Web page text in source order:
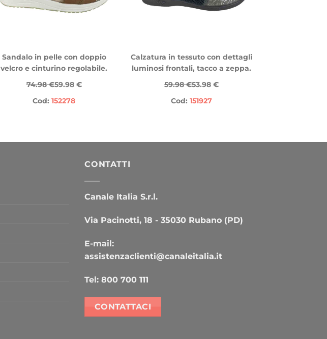
Sandalo in pelle con doppio
velcro e cinturino regolabile.
74.98 €59.98 €
Cod: 152278
Calzatura in tessuto con dettagli
luminosi frontali, tacco a zeppa.
59.98 €53.98 €
Cod: 151927
CONTATTI
Canale Italia S.r.l.
Via Pacinotti, 18 - 35030 Rubano (PD)
E-mail:
assistenzaclienti@canaleitalia.it
Tel: 800 700 111
CONTATTACI